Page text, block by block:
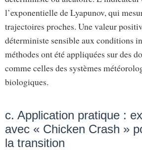
l’exponentielle de Lyapunov, qui
trajectoires proches. Une valeur
déterministe sensible aux conditions
méthodes ont été appliquées sur des
comme celles des systèmes
biologiques.
c. Application pratique :
avec « Chicken Crash »
la transition